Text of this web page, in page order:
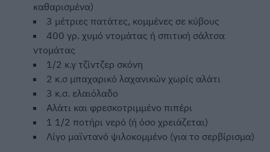
καθαρισμένα)
3 μέτριες πατάτες, κομμένες σε κύβους
400 γρ. χυμό ντομάτας ή σπιτική σάλτσα
ντομάτας
1/2 κ.γ τζίντζερ σκόνη
2 κ.σ μπαχαρικό λαχανικών χωρίς αλάτι
3 κ.σ. ελαιόλαδο
Αλάτι και φρεσκοτριμμένο πιπέρι
1 1/2 ποτήρι νερό (ή όσο χρειάζεται)
Λίγο μαϊντανό ψιλοκομμένο (για το σερβίρισμα)